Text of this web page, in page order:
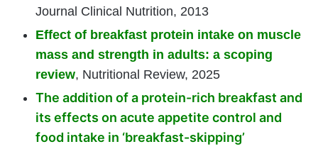
Journal Clinical Nutrition, 2013
Effect of breakfast protein intake on muscle
mass and strength in adults: a scoping
review, Nutritional Review, 2025
The addition of a protein-rich breakfast and
its effects on acute appetite control and
food intake in ‘breakfast-skipping’